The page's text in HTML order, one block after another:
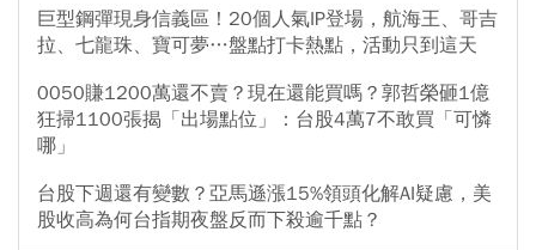
巨型鋼彈現身信義區！20個人氣IP登場，航海王、哥吉
拉、七龍珠、寶可夢…盤點打卡熱點，活動只到這天
0050賺1200萬還不賣？現在還能買嗎？郭哲榮砸1億
狂掃1100張揭「出場點位」：台股4萬7不敢買「可憐
哪」
台股下週還有變數？亞馬遜漲15%領頭化解AI疑慮，美
股收高為何台指期夜盤反而下殺逾千點？